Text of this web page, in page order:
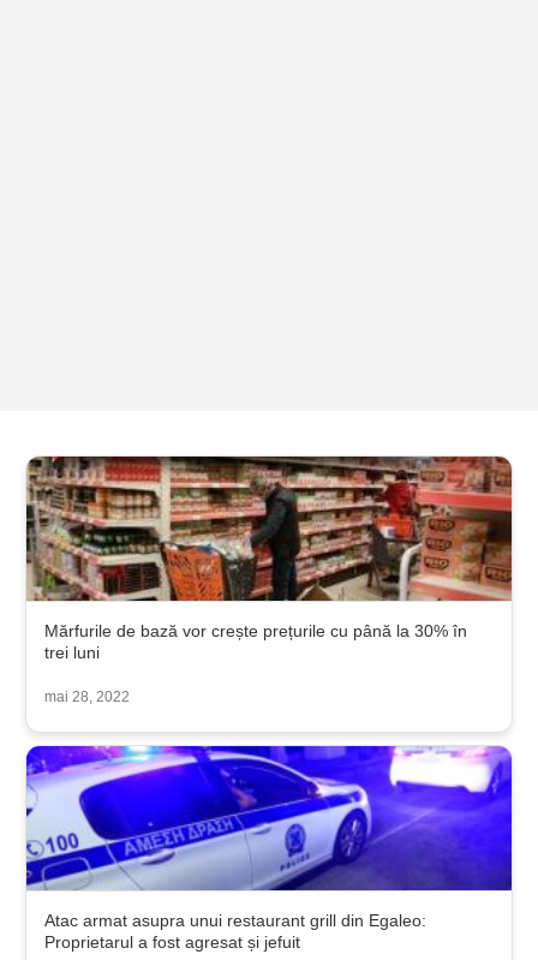
Mărfurile de bază vor crește prețurile cu până la 30% în
trei luni
mai 28, 2022
Atac armat asupra unui restaurant grill din Egaleo:
Proprietarul a fost agresat și jefuit